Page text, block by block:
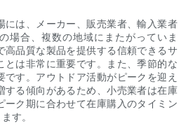
には、メーカー、販売業者、輸入業者
場合、複数の地域にまたがっていま
高品質な製品を提供する信頼できるサ
とは非常に重要です。また、季節的な
です。アウトドア活動がピークを迎え
する傾向があるため、小売業者は在庫
ーク期に合わせて在庫購入のタイミン
す。